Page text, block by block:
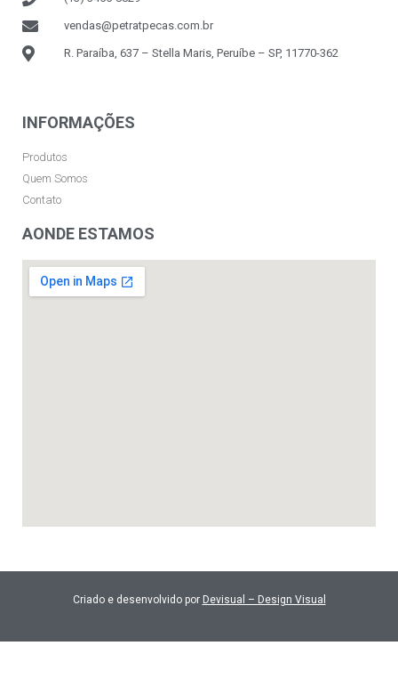
vendas@petratpecas.com.br
R. Paraíba, 637 – Stella Maris, Peruíbe – SP, 11770-362
INFORMAÇÕES
Produtos
Quem Somos
Contato
AONDE ESTAMOS
Criado e desenvolvido por Devisual – Design Visual